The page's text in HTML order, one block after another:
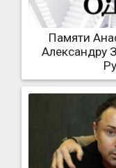
Памяти
Александру